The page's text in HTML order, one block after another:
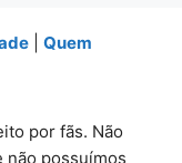
Quem
por fãs. Não
não possuímos